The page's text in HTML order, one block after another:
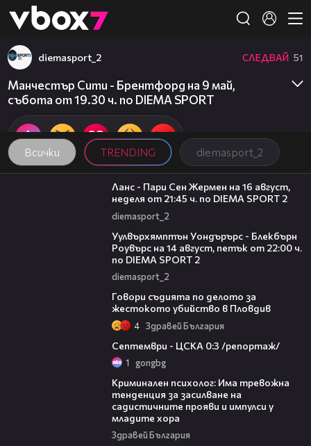
👾
Всички TRENDING diemasport_2
diemasport_2 СЛЕДВАЙ 51
Манчестър Сити - Брентфорд на 9 май,
събота от 19.30 ч. по DIEMA SPORT
00:45
Ланс - Пари Сен Жермен на 16 август,
неделя от 21:45 ч. по DIEMA SPORT 2
diemasport_2
Уулвърхямптън Уондърърс - Блекбърн
Роувърс на 14 август, петък от 22:00 ч.
по DIEMA SPORT 2
diemasport_2
Говори съдията по делото за
жестокото убийство в Пловдив
4 Здравей България
Септември - ЦСКА 0:3 /репортаж/
1 gongbg
Криминален психолог: Има тревожна
тенденция за засилване на
садистичните прояви и импулси у
младите хора
Здравей България